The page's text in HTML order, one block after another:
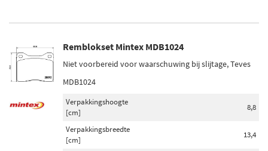
Remblokset Mintex MDB1024
Niet voorbereid voor waarschuwing bij slijtage, Teves
MDB1024
Verpakkingshoogte
[cm]
8,8
Verpakkingsbreedte
[cm]
13,4